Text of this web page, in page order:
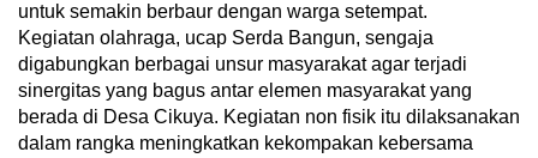
untuk semakin berbaur dengan warga setempat.
Kegiatan olahraga, ucap Serda Bangun, sengaja
digabungkan berbagai unsur masyarakat agar terjadi
sinergitas yang bagus antar elemen masyarakat yang
berada di Desa Cikuya. Kegiatan non fisik itu dilaksanakan
dalam rangka meningkatkan kekompakan kebersama